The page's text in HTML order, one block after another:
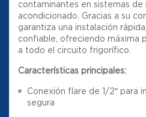
contaminantes en sistemas
acondicionado. Gracias a su
garantiza una instalación
confiable, ofreciendo máxima
a todo el circuito frigorífico.
Características principales:
Conexión flare de 1/2″ para
segura